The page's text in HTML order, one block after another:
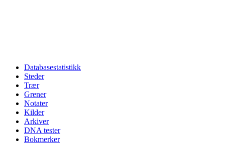
Databasestatistikk
Steder
Trær
Grener
Notater
Kilder
Arkiver
DNA tester
Bokmerker